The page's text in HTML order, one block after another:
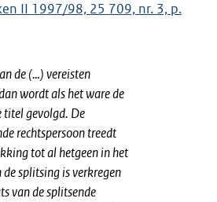
II 1997/98, 25 709, nr. 3, p.
de (…) vereisten
wordt als het ware de
titel gevolgd. De
rechtspersoon treedt
tot al hetgeen in het
de splitsing is verkregen
van de splitsende